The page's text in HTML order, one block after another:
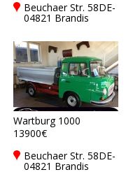
Beuchaer Str. 58DE-
04821 Brandis
Wartburg 1000
13900€
Beuchaer Str. 58DE-
04821 Brandis